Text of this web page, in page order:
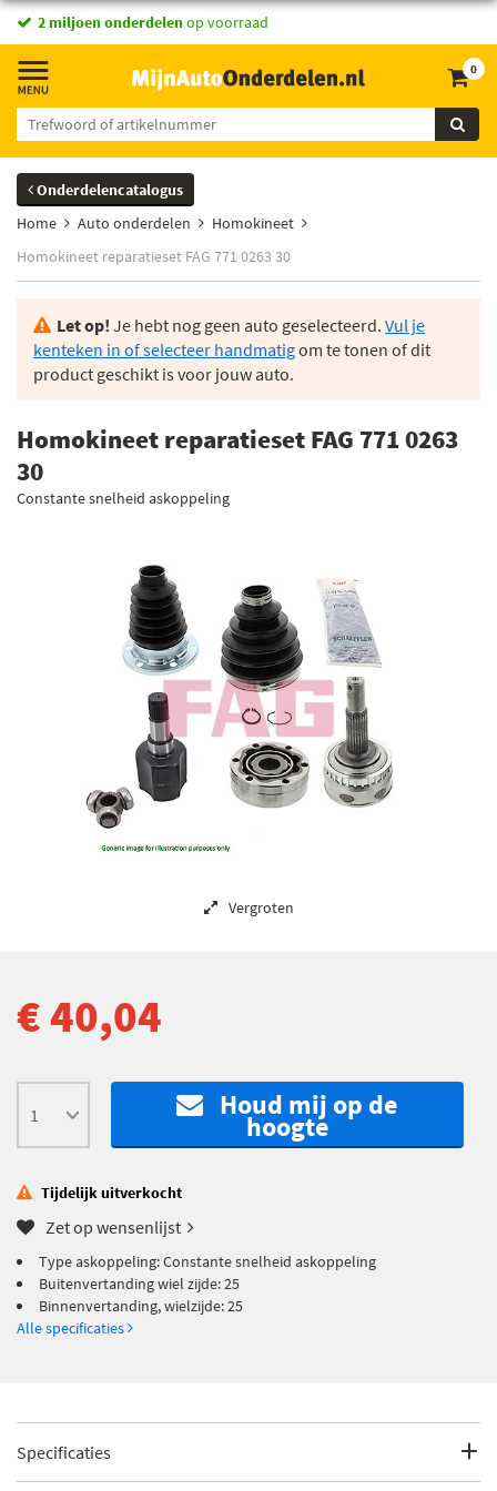
2 miljoen onderdelenop voorraad
0
Onderdelencatalogus
Home
Auto onderdelen
Homokineet
Homokineet reparatieset FAG 771 0263 30
Let op! Je hebt nog geen auto geselecteerd. Vul je
kenteken in of selecteer handmatigom te tonen of dit
product geschikt is voor jouw auto.
Homokineet reparatieset FAG 771 0263
30
Constante snelheid askoppeling
Vergroten
€ 40,04
Houd mij op de
hoogte
Tijdelijk uitverkocht
Zet op wensenlijst
Type askoppeling: Constante snelheid askoppeling
Buitenvertanding wiel zijde: 25
Binnenvertanding, wielzijde: 25
Alle specificaties
Specificaties